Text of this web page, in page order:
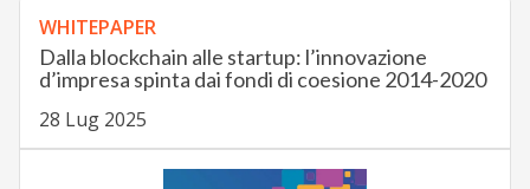
WHITEPAPER
Dalla blockchain alle startup: l’innovazione
d’impresa spinta dai fondi di coesione 2014-2020
28 Lug 2025